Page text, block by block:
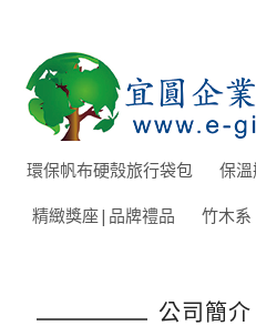
環保帆布硬殼旅行袋包 保
精緻獎座|品牌禮品 竹木系
公司簡介